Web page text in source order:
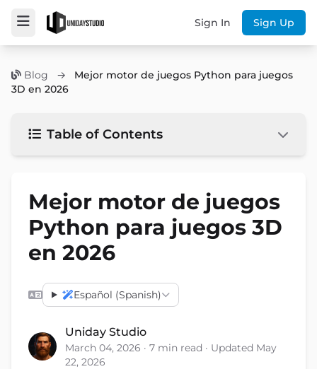
Sign In Sign Up
Blog →
Mejor motor de juegos Python para juegos
3D en 2026
Table of Contents
Mejor motor de juegos
Python para juegos 3D
en 2026
Español (Spanish)
Uniday Studio
March 04, 2026 · 7 min read · Updated May
22, 2026